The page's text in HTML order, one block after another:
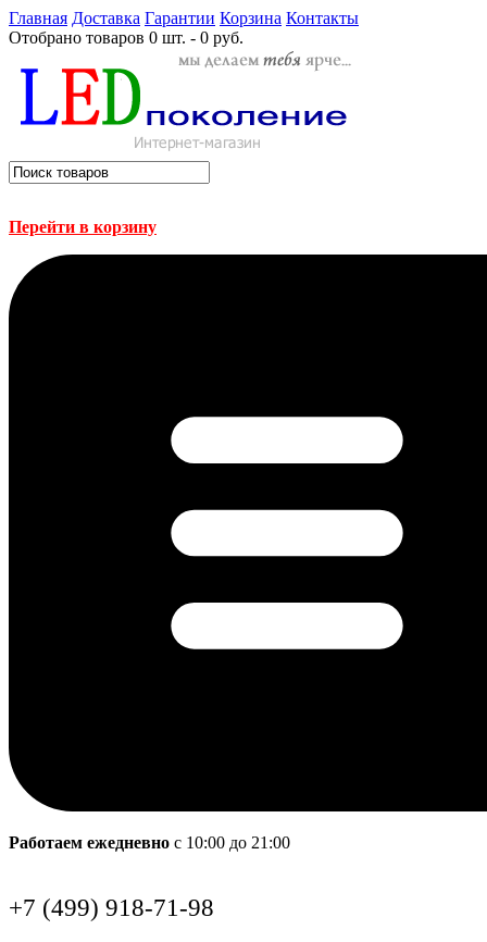
Главная Доставка Гарантии Корзина Контакты
Отобрано товаров 0 шт. - 0 руб.
Перейти в корзину
Работаем ежедневно с 10:00 до 21:00
+7 (499) 918-71-98